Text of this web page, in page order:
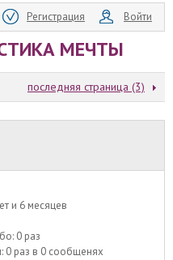
Регистрация Войти
МЕЧТЫ
последняя страница (3)
и 6 месяцев
0 раз
0 раз в 0 сообщенях